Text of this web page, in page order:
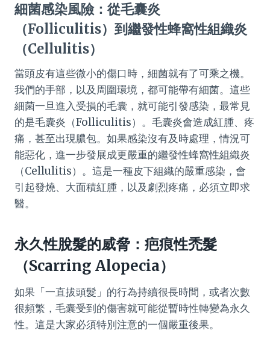
細菌感染風險：從毛囊炎
（Folliculitis）到繼發性蜂窩性組織炎
（Cellulitis）
當頭皮有這些微小的傷口時，細菌就有了可乘之機。
我們的手部，以及周圍環境，都可能帶有細菌。這些
細菌一旦進入受損的毛囊，就可能引發感染，最常見
的是毛囊炎（Folliculitis）。毛囊炎會造成紅腫、疼
痛，甚至出現膿包。如果感染沒有及時處理，情況可
能惡化，進一步發展成更嚴重的繼發性蜂窩性組織炎
（Cellulitis）。這是一種皮下組織的嚴重感染，會
引起發燒、大面積紅腫，以及劇烈疼痛，必須立即求
醫。
永久性脫髮的威脅：疤痕性禿髮
（Scarring Alopecia）
如果「一直拔頭髮」的行為持續很長時間，或者次數
很頻繁，毛囊受到的傷害就可能從暫時性轉變為永久
性。這是大家必須特別注意的一個嚴重後果。